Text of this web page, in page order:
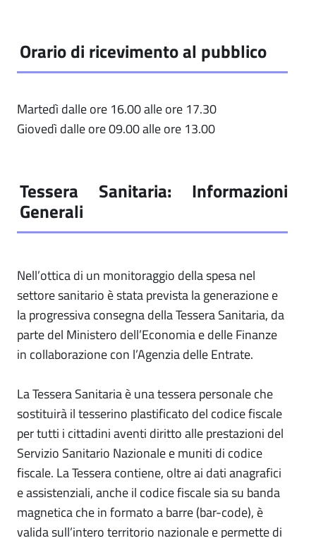
Orario di ricevimento al pubblico
Martedì dalle ore 16.00 alle ore 17.30
Giovedì dalle ore 09.00 alle ore 13.00
Tessera Sanitaria: Informazioni
Generali
Nell’ottica di un monitoraggio della spesa nel
settore sanitario è stata prevista la generazione e
la progressiva consegna della Tessera Sanitaria, da
parte del Ministero dell’Economia e delle Finanze
in collaborazione con l’Agenzia delle Entrate.
La Tessera Sanitaria è una tessera personale che
sostituirà il tesserino plastificato del codice fiscale
per tutti i cittadini aventi diritto alle prestazioni del
Servizio Sanitario Nazionale e muniti di codice
fiscale. La Tessera contiene, oltre ai dati anagrafici
e assistenziali, anche il codice fiscale sia su banda
magnetica che in formato a barre (bar-code), è
valida sull’intero territorio nazionale e permette di